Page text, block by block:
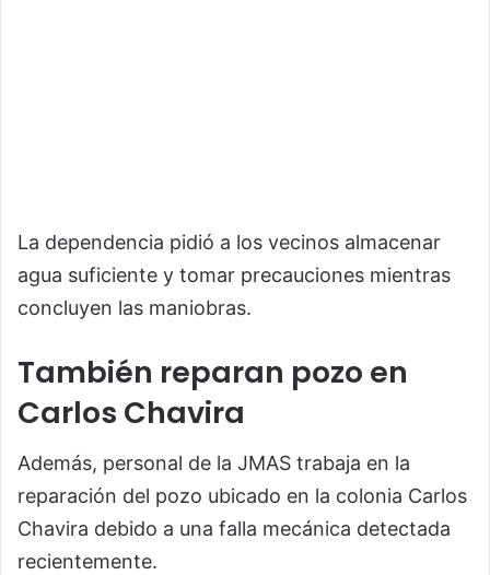
La dependencia pidió a los vecinos almacenar
agua suficiente y tomar precauciones mientras
concluyen las maniobras.
También reparan pozo en
Carlos Chavira
Además, personal de la JMAS trabaja en la
reparación del pozo ubicado en la colonia Carlos
Chavira debido a una falla mecánica detectada
recientemente.